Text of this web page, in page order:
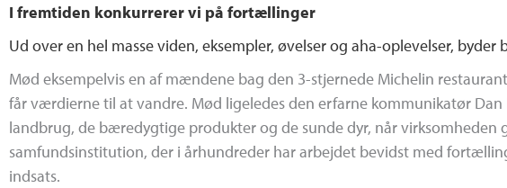
I fremtiden konkurrerer vi på fortællinger
Ud over en hel masse viden, eksempler, øvelser og aha-oplevelser,
Mød eksempelvis en af mændene bag den 3-stjernede Michelin
får værdierne til at vandre. Mød ligeledes den erfarne kommunikatør
landbrug, de bæredygtige produkter og de sunde dyr, når virksomheden
samfundsinstitution, der i århundreder har arbejdet bevidst med
indsats.